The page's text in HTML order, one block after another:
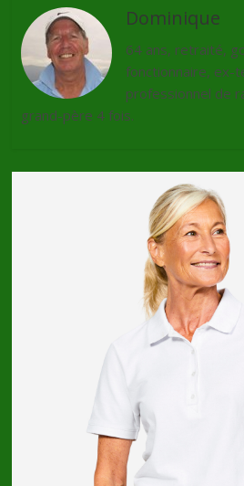
Dominique
64 ans, retraité,
fonctionnaire, ex-
professionnel de
grand-père 4 fois.